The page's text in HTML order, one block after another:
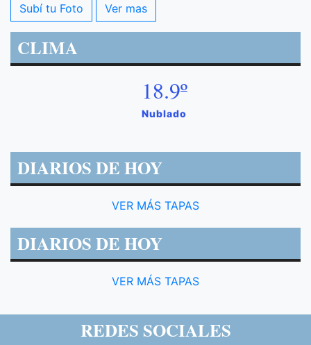
Subí tu Foto Ver mas
CLIMA
18.9º
Nublado
DIARIOS DE HOY
VER MÁS TAPAS
DIARIOS DE HOY
VER MÁS TAPAS
REDES SOCIALES